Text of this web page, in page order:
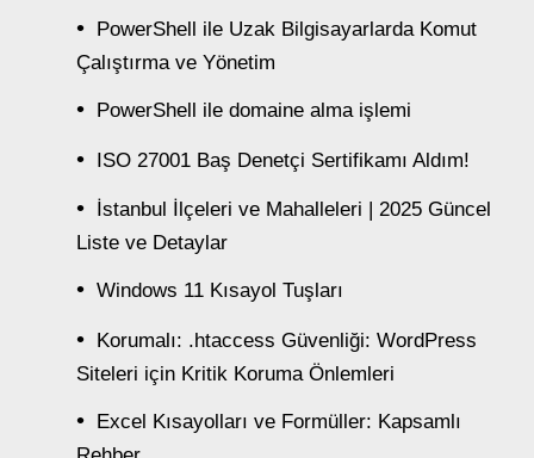
PowerShell ile Uzak Bilgisayarlarda Komut
Çalıştırma ve Yönetim
PowerShell ile domaine alma işlemi
ISO 27001 Baş Denetçi Sertifikamı Aldım!
İstanbul İlçeleri ve Mahalleleri | 2025 Güncel
Liste ve Detaylar
Windows 11 Kısayol Tuşları
Korumalı: .htaccess Güvenliği: WordPress
Siteleri için Kritik Koruma Önlemleri
Excel Kısayolları ve Formüller: Kapsamlı